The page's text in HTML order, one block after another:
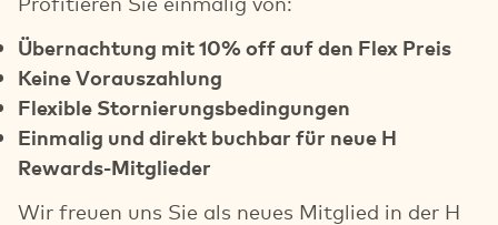
Übernachtung mit 10% off auf den Flex Preis
Keine Vorauszahlung
Flexible Stornierungsbedingungen
Einmalig und direkt buchbar für neue H
Rewards-Mitglieder
Wir freuen uns Sie als neues Mitglied in der H